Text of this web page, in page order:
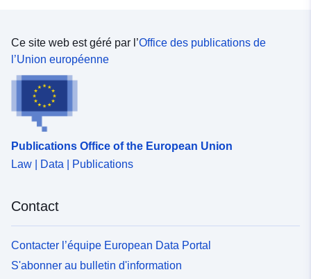
Ce site web est géré par l’Office des publications de
l’Union européenne
Publications Office of the European Union
Law | Data | Publications
Contact
Contacter l’équipe European Data Portal
S'abonner au bulletin d'information